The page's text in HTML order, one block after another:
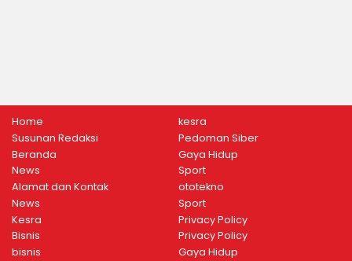
Home
Susunan Redaksi
Beranda
News
Alamat dan Kontak
News
Kesra
Bisnis
bisnis
kesra
Pedoman Siber
Gaya Hidup
Sport
ototekno
Sport
Privacy Policy
Privacy Policy
Gaya Hidup